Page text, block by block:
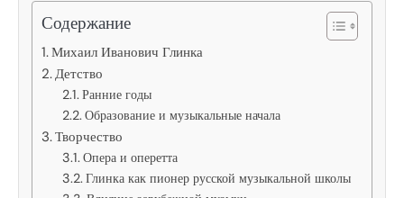
Содержание
Михаил Иванович Глинка
Детство
Ранние годы
Образование и музыкальные начала
Творчество
Опера и оперетта
Глинка как пионер русской музыкальной школы